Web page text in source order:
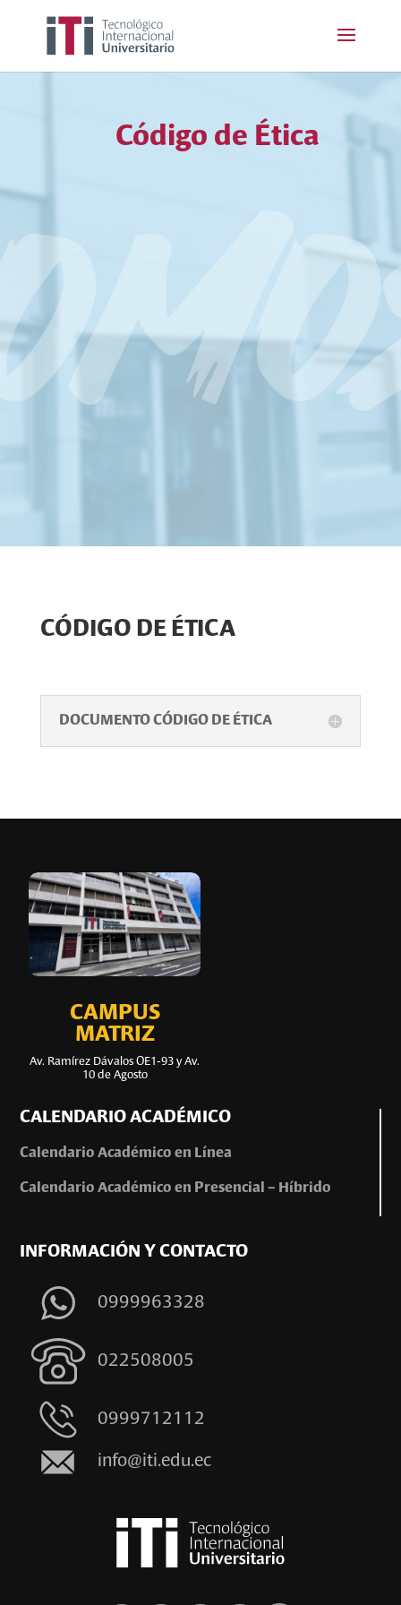
Código de Ética
CÓDIGO DE ÉTICA
DOCUMENTO CÓDIGO DE ÉTICA
CAMPUS
MATRIZ
Av. Ramírez Dávalos OE1-93 y Av.
10 de Agosto
CALENDARIO ACADÉMICO
Calendario Académico en Línea
Calendario Académico en Presencial – Híbrido
INFORMACIÓN Y CONTACTO
0999963328
022508005
0999712112
info@iti.edu.ec